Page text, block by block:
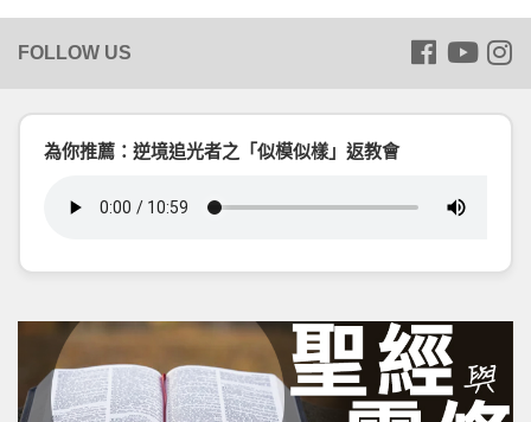
為你推薦：逆境追光者之「似模似樣」返教會